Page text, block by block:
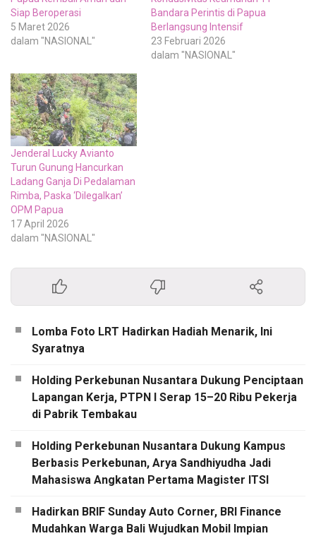
Siap Beroperasi
5 Maret 2026
dalam "NASIONAL"
Bandara Perintis di Papua
Berlangsung Intensif
23 Februari 2026
dalam "NASIONAL"
Jenderal Lucky Avianto
Turun Gunung Hancurkan
Ladang Ganja Di Pedalaman
Rimba, Paska ‘Dilegalkan’
OPM Papua
17 April 2026
dalam "NASIONAL"
Lomba Foto LRT Hadirkan Hadiah Menarik, Ini
Syaratnya
Holding Perkebunan Nusantara Dukung Penciptaan
Lapangan Kerja, PTPN I Serap 15–20 Ribu Pekerja
di Pabrik Tembakau
Holding Perkebunan Nusantara Dukung Kampus
Berbasis Perkebunan, Arya Sandhiyudha Jadi
Mahasiswa Angkatan Pertama Magister ITSI
Hadirkan BRIF Sunday Auto Corner, BRI Finance
Mudahkan Warga Bali Wujudkan Mobil Impian